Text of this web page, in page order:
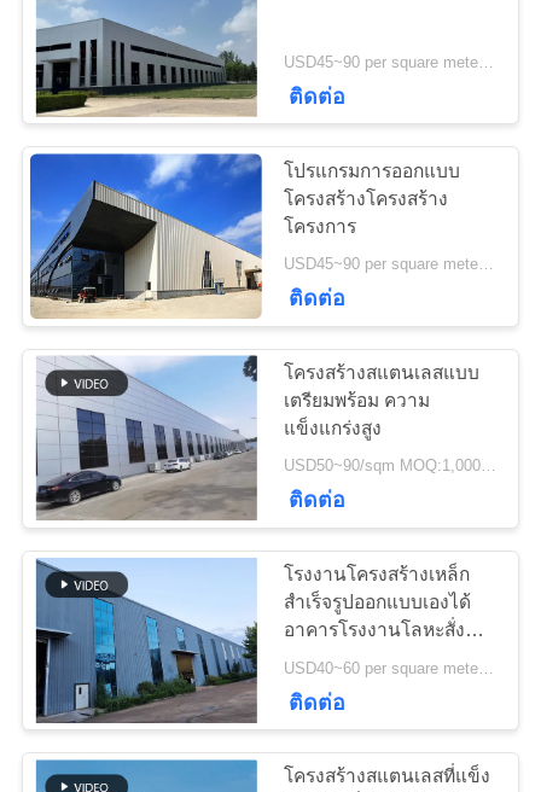
ติดต่อ
เรา
ข่าว
กรณี
แผนผัง
เว็บไซต์
นโยบาย
ความ
เป็น
ส่วน
ตัว
บริการแปรรูป
เหล็กกล้า
คานเหล็กโครงสร้าง
12
เหล็กชุบสังกะสี
USD45~90 per square meter MOQ:1,000 ตารางเมตร
ติดต่อ
โปรแกรมการออกแบบ
โครงสร้างโครงสร้าง
โครงการ
USD45~90 per square meter MOQ:1,000 ตารางเมตร
ติดต่อ
โครงสร้างสแตนเลสแบบ
เตรียมพร้อม ความ
แข็งแกร่งสูง
USD50~90/sqm MOQ:1,000 ตร.ม
ติดต่อ
โรงงานโครงสร้างเหล็ก
สำเร็จรูปออกแบบเองได้
อาคารโรงงานโลหะสั่งทำ
พิเศษ
ติดต่อ
โครงสร้างสแตนเลสที่แข็ง